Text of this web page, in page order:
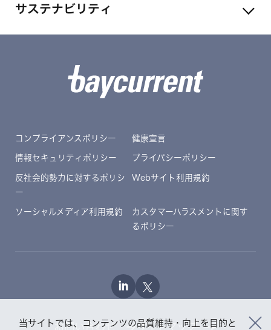
当サイトでは、コンテンツの品質維持・向上を目的と
サステナビリティ
コンプライアンスポリシー 健康宣言
情報セキュリティポリシー プライバシーポリシー
反社会的勢力に対するポリシ
ー
Webサイト利用規約
ソーシャルメディア利用規約
カスタマーハラスメントに関す
るポリシー
お問い合わせ サイトマップ